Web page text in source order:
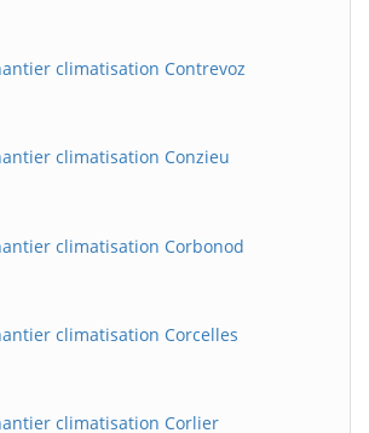
climatisation Contrevoz
climatisation Conzieu
climatisation Corbonod
climatisation Corcelles
climatisation Corlier
BatiWebPro